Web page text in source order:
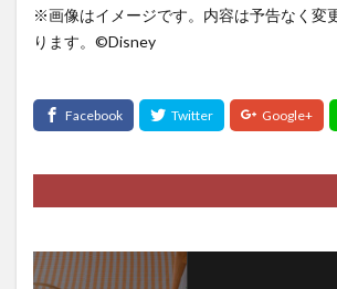
※画像はイメージです。内容は予告なく変
ります。©️Disney